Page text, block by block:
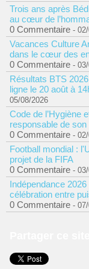
Trois ans après
au cœur de
0 Commentaire -
Vacances Culture
dans le cœur des
0 Commentaire -
Résultats BTS
ligne le 20 août à
05/08/2026
Code de l’Hygiène
responsable de
0 Commentaire -
Football mondial :
projet de la FIFA
0 Commentaire -
Indépendance
célébration entre
0 Commentaire -